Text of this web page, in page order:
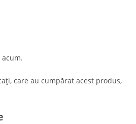
care au cumpărat acest produs,